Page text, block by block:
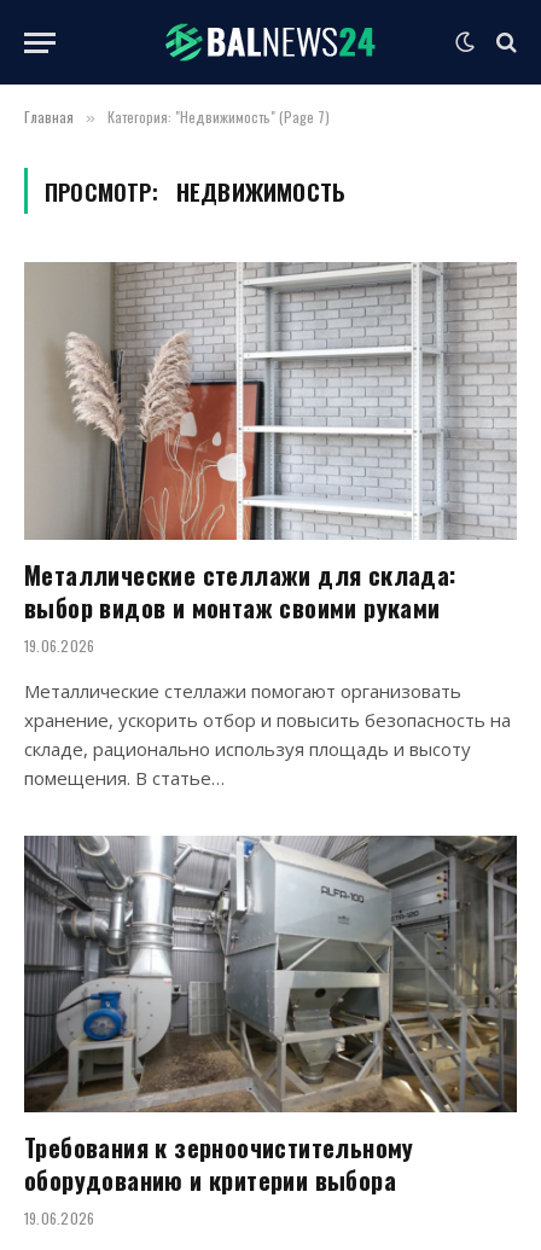
Главная » Категория: "Недвижимость" (Page 7)
ПРОСМОТР: НЕДВИЖИМОСТЬ
Металлические стеллажи для склада:
выбор видов и монтаж своими руками
19.06.2026
Металлические стеллажи помогают организовать
хранение, ускорить отбор и повысить безопасность на
складе, рационально используя площадь и высоту
помещения. В статье…
Требования к зерноочистительному
оборудованию и критерии выбора
19.06.2026